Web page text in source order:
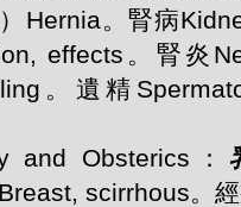
Hernia。腎病
effects。腎炎
。遺精
and Obsterics：
scirrhous。